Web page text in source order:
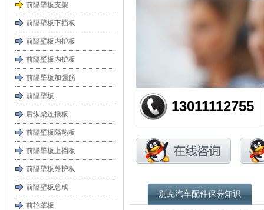
前隔壁板支架
前隔壁板下挡板
前隔壁板内护板
前隔壁板内护板
前隔壁板加强筋
前隔壁板
后纵梁连接板
前隔壁板隔热板
前隔壁板上挡板
前隔壁板外护板
前隔壁板总成
前轮罩板
13011112755
别克汽车配件保养知识